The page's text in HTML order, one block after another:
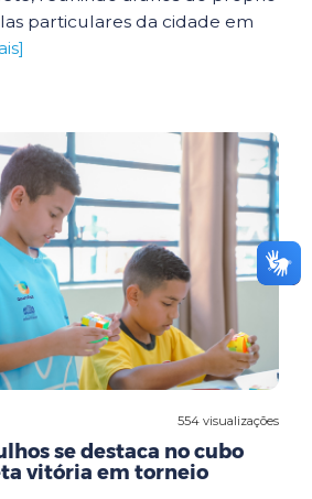
particulares da cidade em
554 visualizações
se destaca no cubo
vitória em torneio